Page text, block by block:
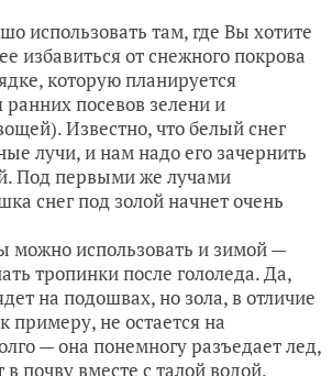
использовать там, где Вы хотите
избавиться от снежного покрова
которую планируется
ранних посевов зелени и
Известно, что белый снег
лучи, и нам надо его зачернить
Под первыми же лучами
снег под золой начнет очень
можно использовать и зимой —
тропинки после гололеда. Да,
на подошвах, но зола, в отличие
примеру, не остается на
— она понемногу разъедает лед,
в почву вместе с талой водой.